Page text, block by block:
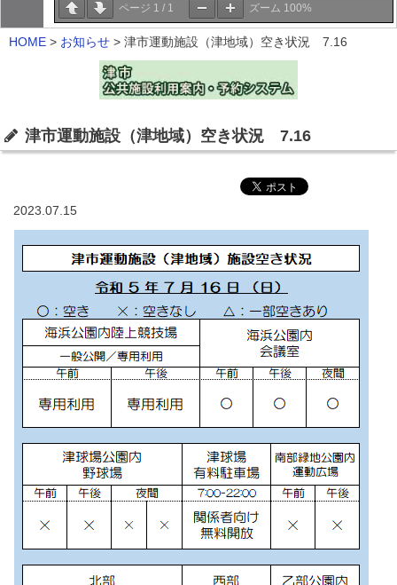
ページ 1 / 1 ズーム 100%
HOME > お知らせ > 津市運動施設（津地域）空き状況 7.16
津市運動施設（津地域）空き状況 7.16
2023.07.15